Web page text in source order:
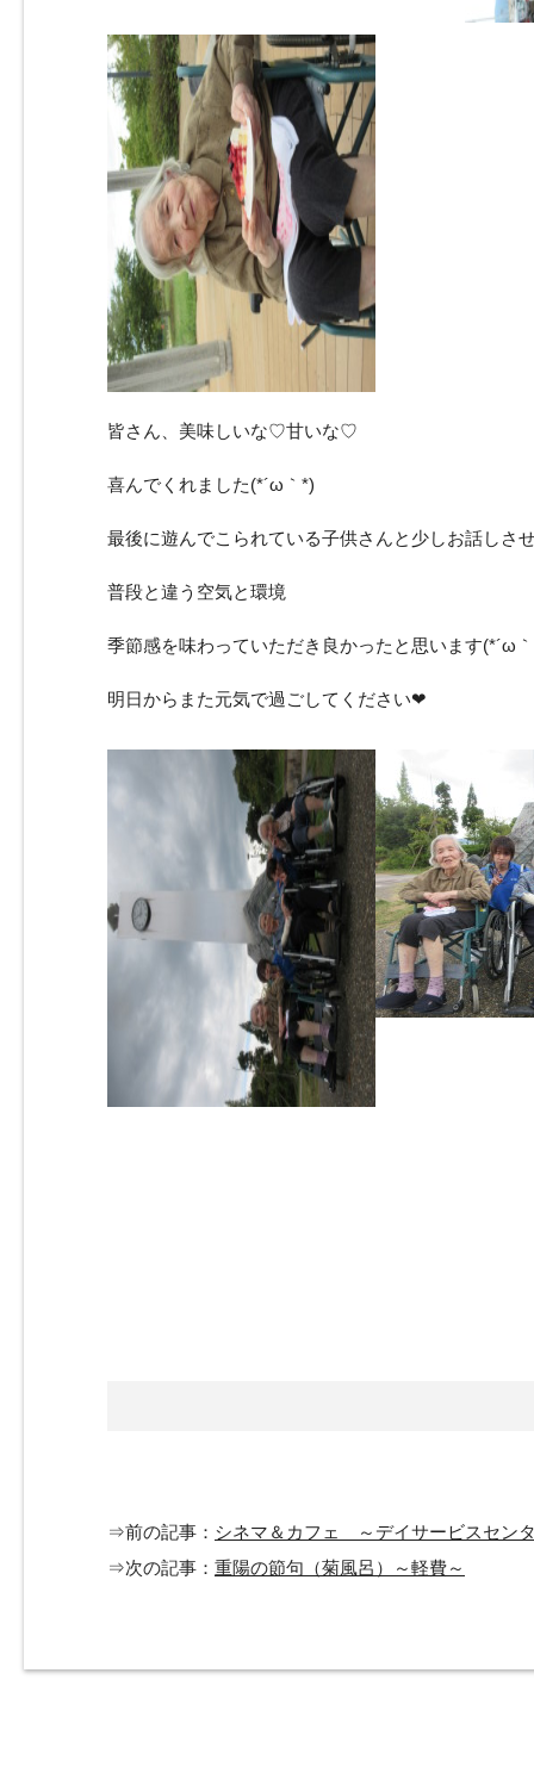
皆さん、美味しいな♡甘いな♡
喜んでくれました(*´ω｀*)
最後に遊んでこられている子供さんと少しお話しさ
普段と違う空気と環境
季節感を味わっていただき良かったと思います(*´ω
明日からまた元気で過ごしてください❤
⇒前の記事： シネマ＆カフェ ～デイサービスセン
⇒次の記事： 重陽の節句（菊風呂）～軽費～